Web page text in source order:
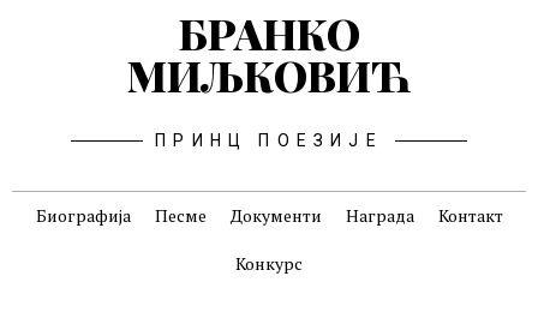
БРАНКО
МИЉКОВИЋ
ПРИНЦ ПОЕЗИЈЕ
Биографија Песме Документи Награда Контакт
Конкурс